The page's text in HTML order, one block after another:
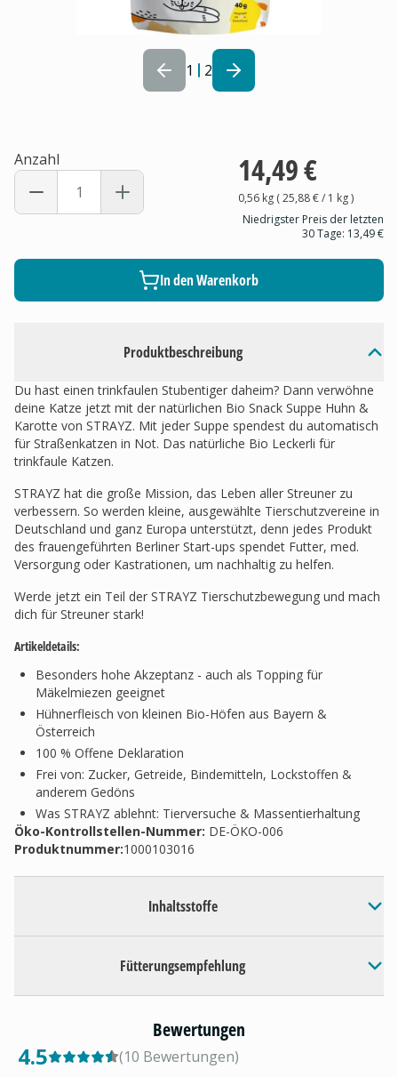
1 2
Produktbeschreibung
Du hast einen trinkfaulen Stubentiger daheim? Dann verwöhne
deine Katze jetzt mit der natürlichen Bio Snack Suppe Huhn &
Karotte von STRAYZ. Mit jeder Suppe spendest du automatisch
für Straßenkatzen in Not. Das natürliche Bio Leckerli für
trinkfaule Katzen.
STRAYZ hat die große Mission, das Leben aller Streuner zu
verbessern. So werden kleine, ausgewählte Tierschutzvereine in
Deutschland und ganz Europa unterstützt, denn jedes Produkt
des frauengeführten Berliner Start-ups spendet Futter, med.
Versorgung oder Kastrationen, um nachhaltig zu helfen.
Werde jetzt ein Teil der STRAYZ Tierschutzbewegung und mach
dich für Streuner stark!
Artikeldetails:
Besonders hohe Akzeptanz - auch als Topping für
Mäkelmiezen geeignet
Hühnerfleisch von kleinen Bio-Höfen aus Bayern &
Österreich
100 % Offene Deklaration
Frei von: Zucker, Getreide, Bindemitteln, Lockstoffen &
anderem Gedöns
Was STRAYZ ablehnt: Tierversuche & Massentierhaltung
Öko-Kontrollstellen-Nummer: DE-ÖKO-006
Produktnummer:1000103016
Inhaltsstoffe
Fütterungsempfehlung
Anzahl 14,49 €
0,56 kg(25,88 €/ 1 kg)
Niedrigster Preis der letzten
30 Tage: 13,49 €
In den Warenkorb
Bewertungen
4.5 (10 Bewertungen)